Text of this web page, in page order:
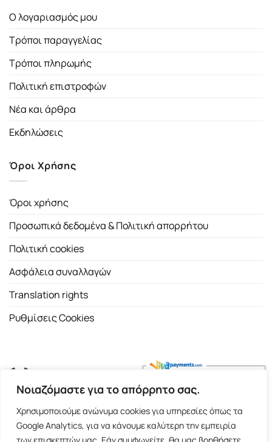
Νοιαζόμαστε για το απόρρητο σας.
Χρησιμοποιούμε ανώνυμα cookies για υπηρεσίες όπως τα
Google Analytics, για να κάνουμε καλύτερη την εμπειρία
Ο λογαριασμός μου
Τρόποι παραγγελίας
Τρόποι πληρωμής
Πολιτική επιστροφών
Νέα και άρθρα
Εκδηλώσεις
Όροι Χρήσης
Όροι χρήσης
Προσωπικά δεδομένα & Πολιτική απορρήτου
Πολιτική cookies
Ασφάλεια συναλλαγών
Translation rights
Ρυθμίσεις Cookies
Copyright 2026 ©Εκδοτικός Οίκος Α.Α. Λιβάνη| All rights
reserved.
Σόλωνος 98, 10680 Αθήνα | Τ:2103661200- F: 2103617791